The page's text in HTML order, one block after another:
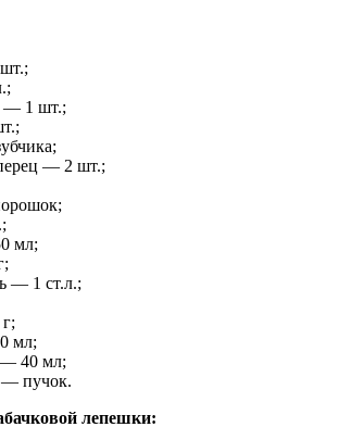
— 1 шт.;
— 2 шт.;
мл;
— 1 ст.л.;
мл;
— 40 мл;
— пучок.
лепешки: